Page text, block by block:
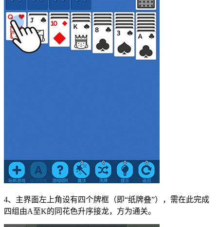
4、主界面左上角设有四个牌框（即“纸牌叠”），需在此完成
四组由A至K的同花色升序接龙，方为通关。